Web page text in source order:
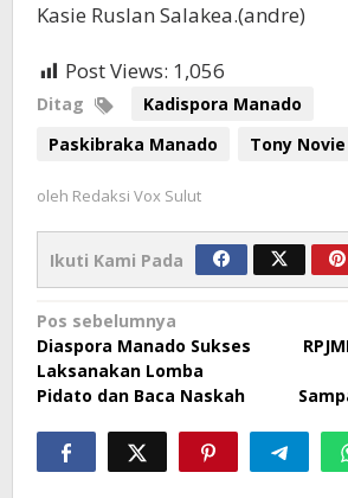
Kasie Ruslan Salakea.(andre)
Post Views: 1,056
Ditag
Kadispora Manado
Paskibraka Manado
Tony
oleh Redaksi Vox Sulut
Ikuti Kami Pada
Navigasi
pos
Pos sebelumnya
Diaspora Manado Sukses
Laksanakan Lomba
Pidato dan Baca Naskah